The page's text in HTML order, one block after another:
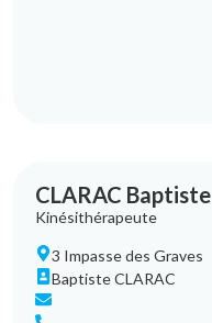
CLARAC Baptiste
Kinésithérapeute
3 Impasse des Graves
Baptiste CLARAC